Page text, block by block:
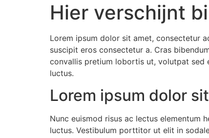
Hier verschijnt
Lorem ipsum dolor sit amet, consectetur
suscipit eros consectetur a. Cras
convallis pretium lobortis ut, volutpat sed
luctus.
Lorem ipsum dolor
Nunc euismod risus ac lectus
luctus. Vestibulum porttitor ut elit in